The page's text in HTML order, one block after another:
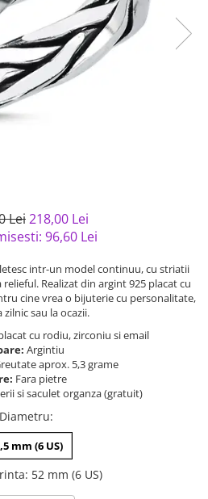
Lei218,00 Lei
96,60 Lei
intr-un model continuu, cu striatii
Realizat din argint 925 placat cu
cine vrea o bijuterie cu personalitate,
sau la ocazii.
cu rodiu, zirconiu si email
Argintiu
aprox. 5,3 grame
Fara pietre
si saculet organza (gratuit)
Diametru:
mm (6 US)
: 52 mm (6 US)